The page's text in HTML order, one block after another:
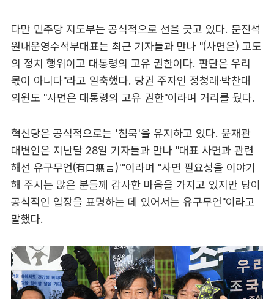
다만 민주당 지도부는 공식적으로 선을 긋고 있다. 문진석
원내운영수석부대표는 최근 기자들과 만나 "(사면은) 고도
의 정치 행위이고 대통령의 고유 권한이다. 판단은 우리
몫이 아니다"라고 일축했다. 당권 주자인 정청래·박찬대
의원도 "사면은 대통령의 고유 권한"이라며 거리를 뒀다.
혁신당은 공식적으로는 '침묵'을 유지하고 있다. 윤재관
대변인은 지난달 28일 기자들과 만나 "대표 사면과 관련
해선 유구무언(有口無言)'"이라며 "사면 필요성을 이야기
해 주시는 많은 분들께 감사한 마음을 가지고 있지만 당이
공식적인 입장을 표명하는 데 있어서는 유구무언"이라고
말했다.